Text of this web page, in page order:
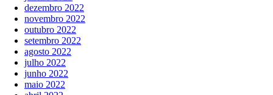
dezembro 2022
novembro 2022
outubro 2022
setembro 2022
agosto 2022
julho 2022
junho 2022
maio 2022